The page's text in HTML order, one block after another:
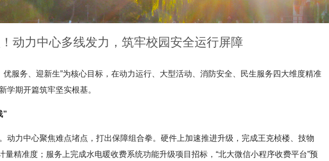
动力中心多线发力，筑牢校园安全运行屏障
服务、迎新生”为核心目标，在动力运行、大型活动、消防安全、民生服务四大维度精准
学期开篇筑牢坚实根基。
”
动力中心聚焦难点堵点，打出保障组合拳。硬件上加速推进升级，完成王克桢楼、技物
精准度；服务上完成水电暖收费系统功能升级项目招标，“北大微信小程序收费平台”预